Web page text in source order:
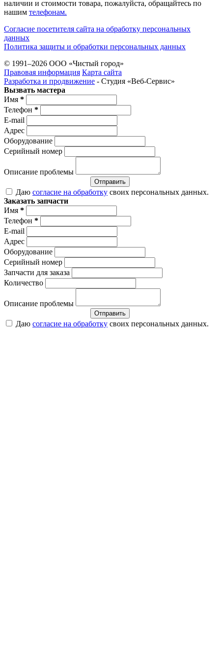
наличии и стоимости товара, пожалуйста, обращайтесь по
нашим телефонам.
Согласие посетителя сайта на обработку персональных
данных
Политика защиты и обработки персональных данных
© 1991–2026 ООО «Чистый город»
Правовая информация Карта сайта
Разработка и продвижение - Студия «Веб-Cервис»
Вызвать мастера
Имя *
Телефон *
E-mail
Адрес
Оборудование
Серийный номер
Описание проблемы
Отправить
Даю согласие на обработку своих персональных данных.
Заказать запчасти
Имя *
Телефон *
E-mail
Адрес
Оборудование
Серийный номер
Запчасти для заказа
Количество
Описание проблемы
Отправить
Даю согласие на обработку своих персональных данных.